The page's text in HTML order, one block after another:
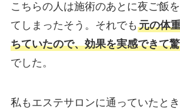
こちらの人は施術のあとに夜ご飯
てしまったそう。それでも 元の体
ちていたので、効果を実感できて
でした。
私もエステサロンに通っていたと